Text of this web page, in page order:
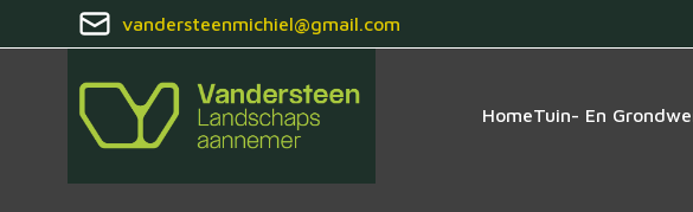
vandersteenmichiel@gmail.com
HomeTuin- En